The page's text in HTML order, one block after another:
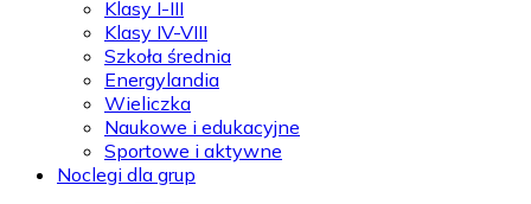
Klasy I-III
Klasy IV-VIII
Szkoła średnia
Energylandia
Wieliczka
Naukowe i edukacyjne
Sportowe i aktywne
Noclegi dla grup